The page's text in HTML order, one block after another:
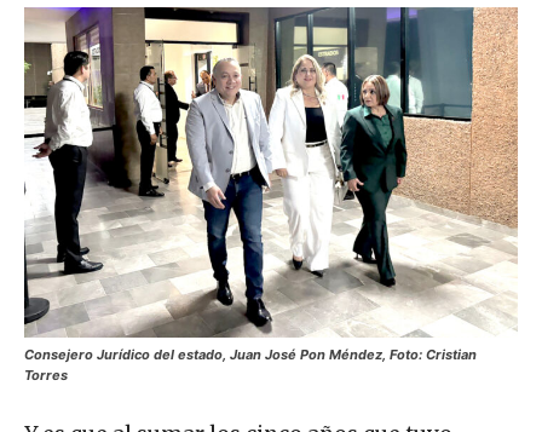
Consejero Jurídico del estado, Juan José Pon Méndez, Foto: Cristian
Torres